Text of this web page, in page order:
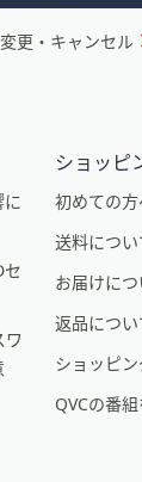
更・キャンセル
ショッピ
初めての方
送料につい
お届けに
返品につい
ショッピ
QVCの番